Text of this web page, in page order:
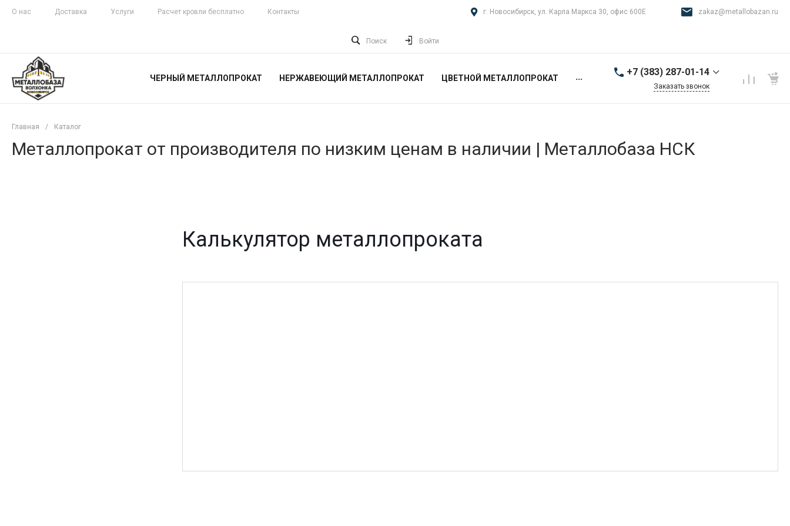
О нас Доставка Услуги Расчет кровли бесплатно Контакты г. Новосибирск, ул. Карла Маркса 30, офис 600Е zakaz@metallobazan.ru
Поиск Войти
ЧЕРНЫЙ МЕТАЛЛОПРОКАТ НЕРЖАВЕЮЩИЙ МЕТАЛЛОПРОКАТ ЦВЕТНОЙ МЕТАЛЛОПРОКАТ ... +7 (383) 287-01-14
9:00-18:00 пн-пт
Заказать звонок
Главная / Каталог
Металлопрокат от производителя по низким ценам в наличии | Металлобаза НСК
Калькулятор металлопроката